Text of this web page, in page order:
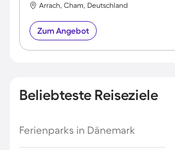
Arrach, Cham, Deutschland
Zum Angebot
Beliebteste Reiseziele
Ferienparks in Dänemark